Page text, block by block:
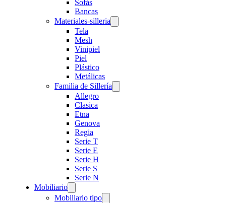
Sofás
Bancas
Materiales-silleria
Tela
Mesh
Vinipiel
Piel
Plástico
Metálicas
Familia de Sillería
Allegro
Clasica
Etna
Genova
Regia
Serie T
Serie E
Serie H
Serie S
Serie N
Mobiliario
Mobiliario tipo